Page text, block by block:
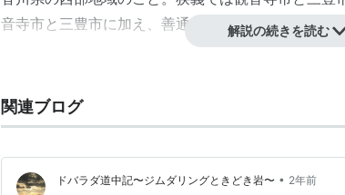
音寺市と三豊市に加え、善通寺市などの中讃を加え
解説の続きを読む
関連ブログ
ドバラダ道中記〜ジムダリングときどき岩〜 • 2年前